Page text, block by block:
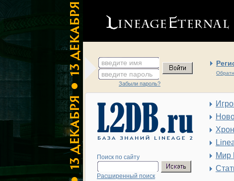
введите имя
введите пароль
Забыли пароль?
Поиск по сайту
Расширенный поиск
Мир